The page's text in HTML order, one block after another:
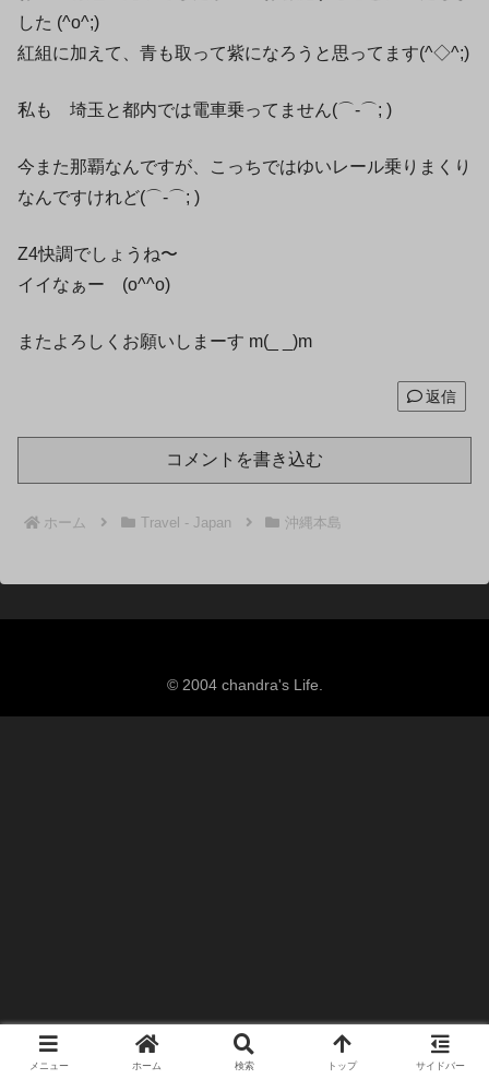
した (^o^;)ゞ
紅組に加えて、青も取って紫になろうと思ってます(^◇^;)
私も 埼玉と都内では電車乗ってません(⌒-⌒; )
今また那覇なんですが、こっちではゆいレール乗りまくり
なんですけれど(⌒-⌒; )
Z4快調でしょうね〜
イイなぁー (o^^o)
またよろしくお願いしまーす m(_ _)m
返信
コメントを書き込む
ホーム Travel - Japan 沖縄本島
© 2004 chandra's Life.
メニュー ホーム 検索 トップ サイドバー